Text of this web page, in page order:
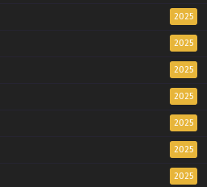
2025
2025
2025
2025
2025
2025
2025